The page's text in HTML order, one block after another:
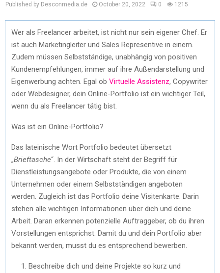
Published by Desconmedia.de October 20, 2022 0 1215
Wer als Freelancer arbeitet, ist nicht nur sein eigener Chef. Er
ist auch Marketingleiter und Sales Representive in einem.
Zudem müssen Selbstständige, unabhängig von positiven
Kundenempfehlungen, immer auf ihre Außendarstellung und
Eigenwerbung achten. Egal ob Virtuelle Assistenz, Copywriter
oder Webdesigner, dein Online-Portfolio ist ein wichtiger Teil,
wenn du als Freelancer tätig bist.
Was ist ein Online-Portfolio?
Das lateinische Wort Portfolio bedeutet übersetzt
„Brieftasche“. In der Wirtschaft steht der Begriff für
Dienstleistungsangebote oder Produkte, die von einem
Unternehmen oder einem Selbstständigen angeboten
werden. Zugleich ist das Portfolio deine Visitenkarte. Darin
stehen alle wichtigen Informationen über dich und deine
Arbeit. Daran erkennen potenzielle Auftraggeber, ob du ihren
Vorstellungen entsprichst. Damit du und dein Portfolio aber
bekannt werden, musst du es entsprechend bewerben.
Beschreibe dich und deine Projekte so kurz und